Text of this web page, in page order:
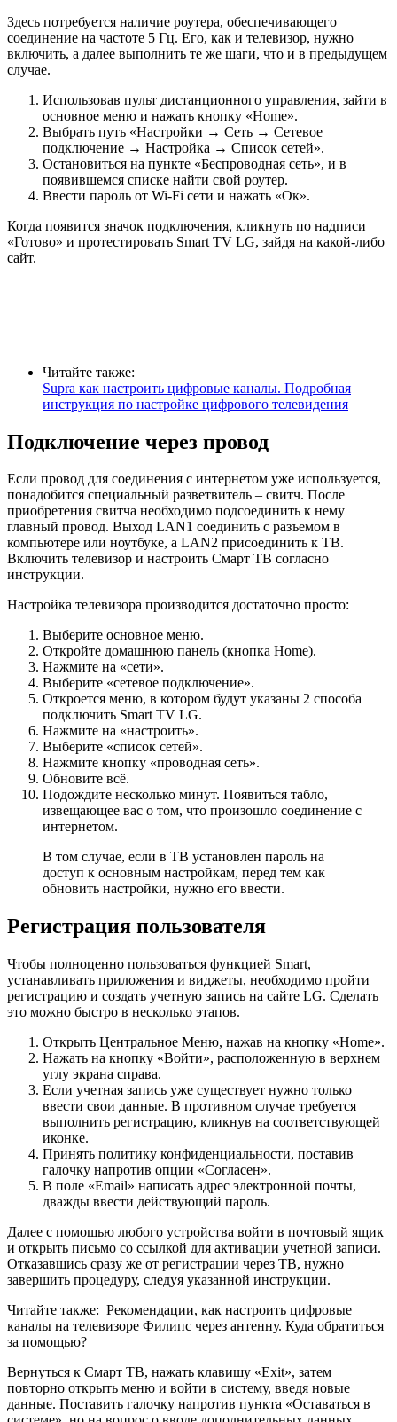
Здесь потребуется наличие роутера, обеспечивающего
соединение на частоте 5 Гц. Его, как и телевизор, нужно
включить, а далее выполнить те же шаги, что и в предыдущем
случае.
Использовав пульт дистанционного управления, зайти в
основное меню и нажать кнопку «Home».
Выбрать путь «Настройки → Сеть → Сетевое
подключение → Настройка → Список сетей».
Остановиться на пункте «Беспроводная сеть», и в
появившемся списке найти свой роутер.
Ввести пароль от Wi-Fi сети и нажать «Ок».
Когда появится значок подключения, кликнуть по надписи
«Готово» и протестировать Smart TV LG, зайдя на какой-либо
сайт.
Читайте также:
Supra как настроить цифровые каналы. Подробная
инструкция по настройке цифрового телевидения
Подключение через провод
Если провод для соединения с интернетом уже используется,
понадобится специальный разветвитель – свитч. После
приобретения свитча необходимо подсоединить к нему
главный провод. Выход LAN1 соединить с разъемом в
компьютере или ноутбуке, а LAN2 присоединить к ТВ.
Включить телевизор и настроить Смарт ТВ согласно
инструкции.
Настройка телевизора производится достаточно просто:
Выберите основное меню.
Откройте домашнюю панель (кнопка Home).
Нажмите на «сети».
Выберите «сетевое подключение».
Откроется меню, в котором будут указаны 2 способа
подключить Smart TV LG.
Нажмите на «настроить».
Выберите «список сетей».
Нажмите кнопку «проводная сеть».
Обновите всё.
Подождите несколько минут. Появиться табло,
извещающее вас о том, что произошло соединение с
интернетом.
В том случае, если в ТВ установлен пароль на
доступ к основным настройкам, перед тем как
обновить настройки, нужно его ввести.
Регистрация пользователя
Чтобы полноценно пользоваться функцией Smart,
устанавливать приложения и виджеты, необходимо пройти
регистрацию и создать учетную запись на сайте LG. Сделать
это можно быстро в несколько этапов.
Открыть Центральное Меню, нажав на кнопку «Home».
Нажать на кнопку «Войти», расположенную в верхнем
углу экрана справа.
Если учетная запись уже существует нужно только
ввести свои данные. В противном случае требуется
выполнить регистрацию, кликнув на соответствующей
иконке.
Принять политику конфиденциальности, поставив
галочку напротив опции «Согласен».
В поле «Email» написать адрес электронной почты,
дважды ввести действующий пароль.
Далее с помощью любого устройства войти в почтовый ящик
и открыть письмо со ссылкой для активации учетной записи.
Отказавшись сразу же от регистрации через ТВ, нужно
завершить процедуру, следуя указанной инструкции.
Читайте также: Рекомендации, как настроить цифровые
каналы на телевизоре Филипс через антенну. Куда обратиться
за помощью?
Вернуться к Смарт ТВ, нажать клавишу «Exit», затем
повторно открыть меню и войти в систему, введя новые
данные. Поставить галочку напротив пункта «Оставаться в